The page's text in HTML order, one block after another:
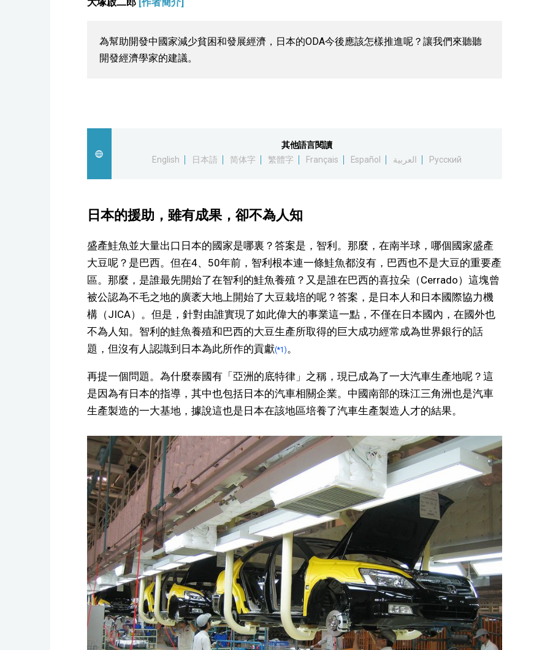
為幫助開發中國家減少貧困和發展經濟，日本的ODA今後應該怎樣推進呢？讓我們來聽聽
開發經濟學家的建議。
其他語言閱讀
English
日本語 简体字 繁體字 Français Español العربية Русский
日本的援助，雖有成果，卻不為人知
盛產鮭魚並大量出口日本的國家是哪裏？答案是，智利。那麼，在南半球，哪個國家盛產
大豆呢？是巴西。但在4、50年前，智利根本連一條鮭魚都沒有，巴西也不是大豆的重要產
區。那麼，是誰最先開始了在智利的鮭魚養殖？又是誰在巴西的喜拉朵（Cerrado）這塊曾
被公認為不毛之地的廣袤大地上開始了大豆栽培的呢？答案，是日本人和日本國際協力機
構（JICA）。但是，針對由誰實現了如此偉大的事業這一點，不僅在日本國內，在國外也
不為人知。智利的鮭魚養殖和巴西的大豆生產所取得的巨大成功經常成為世界銀行的話
題，但沒有人認識到日本為此所作的貢獻(*1)。
再提一個問題。為什麼泰國有「亞洲的底特律」之稱，現已成為了一大汽車生產地呢？這
是因為有日本的指導，其中也包括日本的汽車相關企業。中國南部的珠江三角洲也是汽車
生產製造的一大基地，據說這也是日本在該地區培養了汽車生產製造人才的結果。